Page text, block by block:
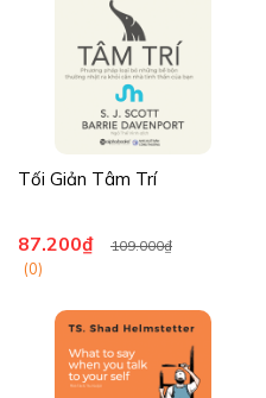
Tối Giản Tâm Trí
87.200₫ 109.000₫
(0)